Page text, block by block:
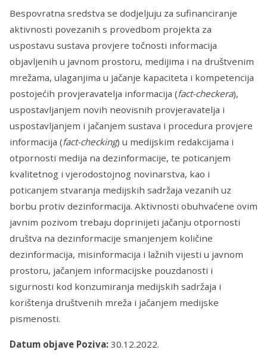
Bespovratna sredstva se dodjeljuju za sufinanciranje
aktivnosti povezanih s provedbom projekta za
uspostavu sustava provjere točnosti informacija
objavljenih u javnom prostoru, medijima i na društvenim
mrežama, ulaganjima u jačanje kapaciteta i kompetencija
postojećih provjeravatelja informacija (fact-checkera),
uspostavljanjem novih neovisnih provjeravatelja i
uspostavljanjem i jačanjem sustava i procedura provjere
informacija (fact-checking) u medijskim redakcijama i
otpornosti medija na dezinformacije, te poticanjem
kvalitetnog i vjerodostojnog novinarstva, kao i
poticanjem stvaranja medijskih sadržaja vezanih uz
borbu protiv dezinformacija. Aktivnosti obuhvaćene ovim
javnim pozivom trebaju doprinijeti jačanju otpornosti
društva na dezinformacije smanjenjem količine
dezinformacija, misinformacija i lažnih vijesti u javnom
prostoru, jačanjem informacijske pouzdanosti i
sigurnosti kod konzumiranja medijskih sadržaja i
korištenja društvenih mreža i jačanjem medijske
pismenosti.
Datum objave Poziva: 30.12.2022.